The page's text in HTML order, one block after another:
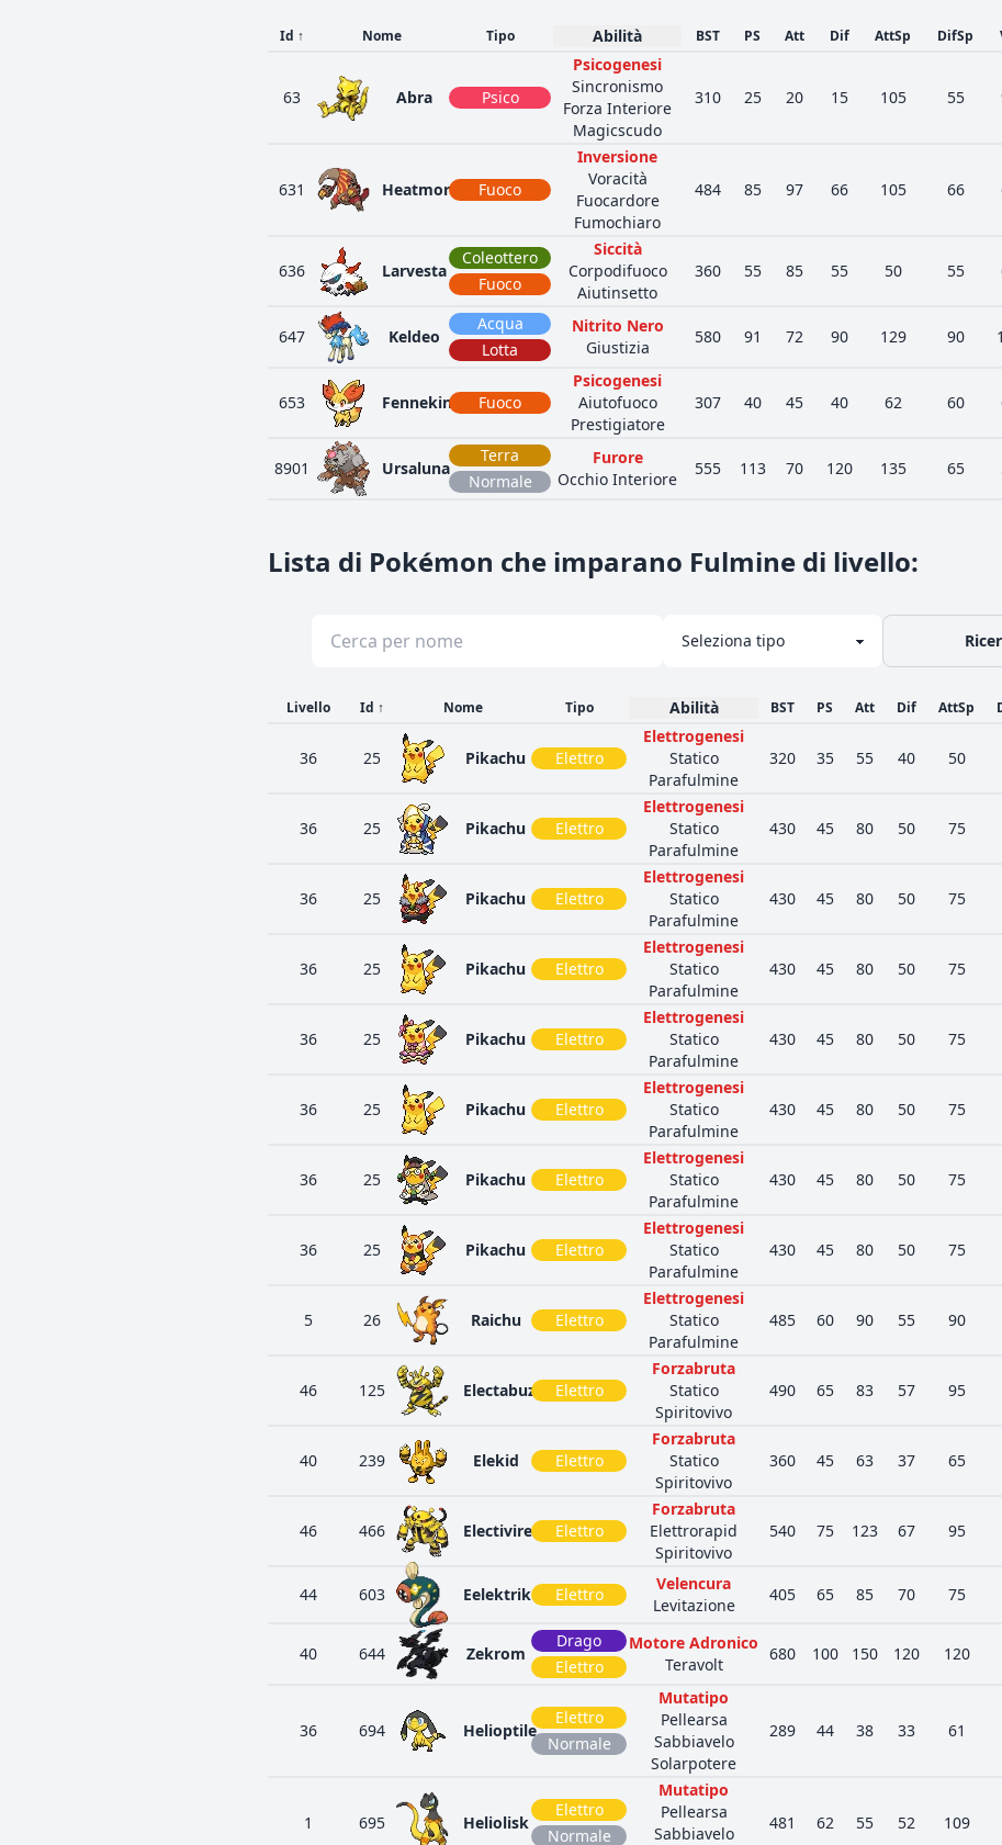
Id ↑ Nome Tipo Abilità BST PS Att Dif AttSp DifSp
63 Abra Psico
Psicogenesi
Sincronismo
Forza Interiore
Magicscudo
310 25 20 15 105 55
631 Heatmor Fuoco
Inversione
Voracità
Fuocardore
Fumochiaro
484 85 97 66 105 66
636 Larvesta
Coleottero
Fuoco
Siccità
Corpodifuoco
Aiutinsetto
360 55 85 55 50 55
647 Keldeo
Acqua
Lotta
Nitrito Nero
Giustizia
580 91 72 90 129 90
653 Fennekin Fuoco
Psicogenesi
Aiutofuoco
Prestigiatore
307 40 45 40 62 60
8901 Ursaluna
Terra
Normale
Furore
Occhio Interiore
555 113 70 120 135 65
Lista di Pokémon che imparano Fulmine di livello:
Livello Id ↑ Nome Tipo Abilità BST PS Att Dif AttSp
36 25 Pikachu Elettro
Elettrogenesi
Statico
Parafulmine
320 35 55 40 50
36 25 Pikachu Elettro
Elettrogenesi
Statico
Parafulmine
430 45 80 50 75
36 25 Pikachu Elettro
Elettrogenesi
Statico
Parafulmine
430 45 80 50 75
36 25 Pikachu Elettro
Elettrogenesi
Statico
Parafulmine
430 45 80 50 75
36 25 Pikachu Elettro
Elettrogenesi
Statico
Parafulmine
430 45 80 50 75
36 25 Pikachu Elettro
Elettrogenesi
Statico
Parafulmine
430 45 80 50 75
36 25 Pikachu Elettro
Elettrogenesi
Statico
Parafulmine
430 45 80 50 75
36 25 Pikachu Elettro
Elettrogenesi
Statico
Parafulmine
430 45 80 50 75
5 26 Raichu Elettro
Elettrogenesi
Statico
Parafulmine
485 60 90 55 90
46 125 Electabuzz Elettro
Forzabruta
Statico
Spiritovivo
490 65 83 57 95
40 239 Elekid Elettro
Forzabruta
Statico
Spiritovivo
360 45 63 37 65
46 466 Electivire Elettro
Forzabruta
Elettrorapid
Spiritovivo
540 75 123 67 95
44 603 Eelektrik Elettro
Velencura
Levitazione
405 65 85 70 75
40 644 Zekrom
Drago
Elettro
Motore Adronico
Teravolt
680 100 150 120 120
36 694 Helioptile
Elettro
Normale
Mutatipo
Pellearsa
Sabbiavelo
Solarpotere
289 44 38 33 61
1 695 Heliolisk
Elettro
Normale
Mutatipo
Pellearsa
Sabbiavelo
481 62 55 52 109